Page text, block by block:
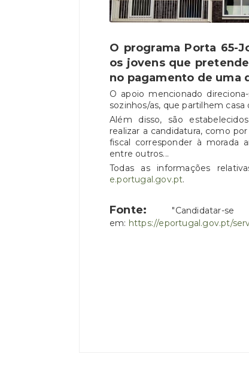
O programa Porta 65-
os jovens que
no pagamento de uma
O apoio mencionado
sozinhos/as, que partilhem
Além disso, são
realizar a candidatura, como
fiscal corresponder à morada
entre outros...
Todas as informações
e.portugal.gov.pt.
Fonte:
em: https://eportugal.gov.pt/